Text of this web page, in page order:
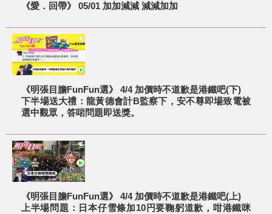
《愛．回帶》 05/01 加加減減 減減加加
《明張目膽FunFun選》 4/4 加價時不道歉是港鐵吧(下)
下半場送大禮：龍黃德會計B監察下，安不尊即場致電被
選中觀眾，答啱問題即送獎。
《明張目膽FunFun選》 4/4 加價時不道歉是港鐵吧(上)
上半場問題：日本仔雪條加10円要鞠躬道歉，咁港鐵咪